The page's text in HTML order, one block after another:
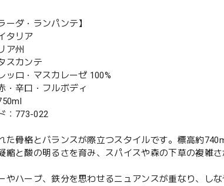
ーダ・ランパンテ】
タリア
ア州
スカンテ
ッロ・マスカレーゼ 100%
・辛口・フルボディ
：773-022
た骨格とバランスが際立つスタイルです。標高約
縮と酸の明るさを育み、スパイスや森の下草の複雑さ
やハーブ、鉄分を思わせるニュアンスが重なり、し